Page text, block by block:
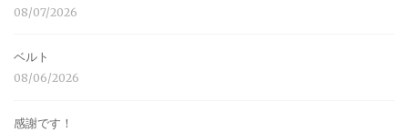
08/07/2026
ベルト
08/06/2026
感謝です！